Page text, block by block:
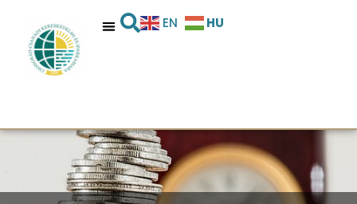
EN HU